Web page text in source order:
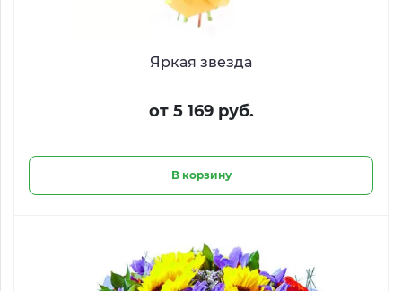
Яркая звезда
от 5 169 руб.
В корзину